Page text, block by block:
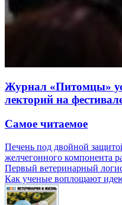
Журнал «Питомцы»
лекторий на
Самое читаемое
Печень под двойной
желчегонного компонента
Первый ветеринарный
Как ученые воплощают